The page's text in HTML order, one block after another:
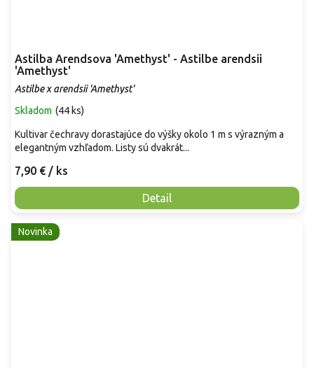
Astilba Arendsova 'Amethyst' - Astilbe arendsii
'Amethyst'
Astilbe x arendsii 'Amethyst'
Skladom (44 ks)
7,90 € / ks
Detail
Kultivar čechravy dorastajúce do výšky okolo 1 m s výrazným a
elegantným vzhľadom. Listy sú dvakrát...
Novinka